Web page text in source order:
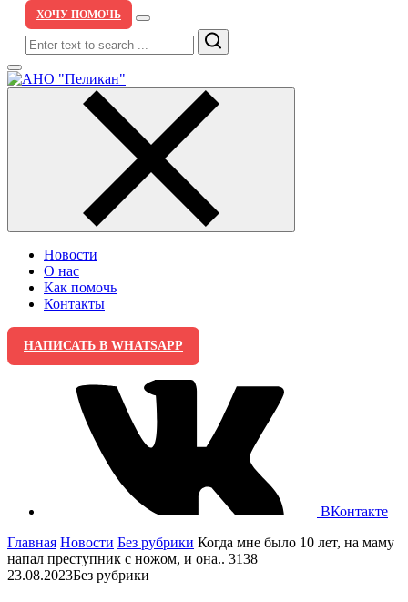
ХОЧУ ПОМОЧЬ
Search
Новости
О нас
Как помочь
Контакты
НАПИСАТЬ В WHATSAPP
ВКонтакте
Главная Новости Без рубрики Когда мне было 10 лет, на маму
напал преступник с ножом, и она.. 3138
23.08.2023Без рубрики